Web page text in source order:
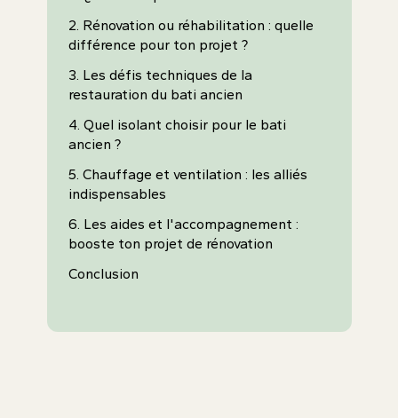
2. Rénovation ou réhabilitation : quelle
différence pour ton projet ?
3. Les défis techniques de la
restauration du bati ancien
4. Quel isolant choisir pour le bati
ancien ?
5. Chauffage et ventilation : les alliés
indispensables
6. Les aides et l'accompagnement :
booste ton projet de rénovation
Conclusion